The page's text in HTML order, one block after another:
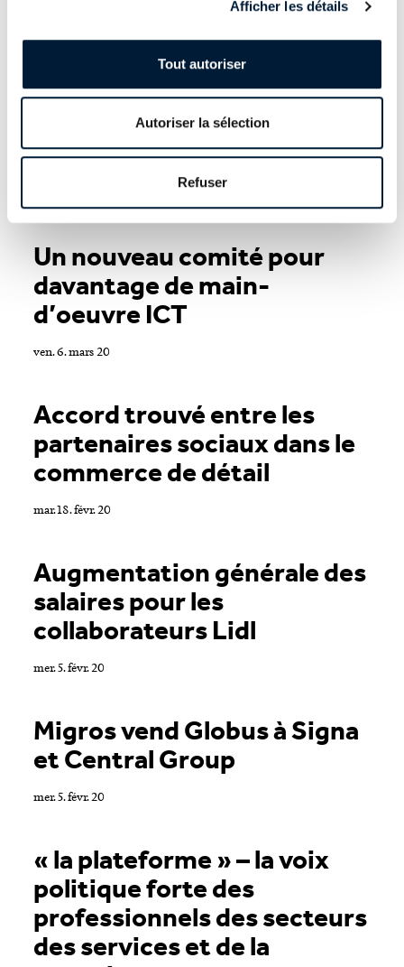
Afficher les détails
Tout autoriser
Autoriser la sélection
Refuser
Coronavirus: atténuer
l'impact sur l'emploi et
l'économie
Un nouveau comité pour
davantage de main-
d’oeuvre ICT
ven. 6. mars 20
Accord trouvé entre les
partenaires sociaux dans le
commerce de détail
mar. 18. févr. 20
Augmentation générale des
salaires pour les
collaborateurs Lidl
mer. 5. févr. 20
Migros vend Globus à Signa
et Central Group
mer. 5. févr. 20
« la plateforme » – la voix
politique forte des
professionnels des secteurs
des services et de la